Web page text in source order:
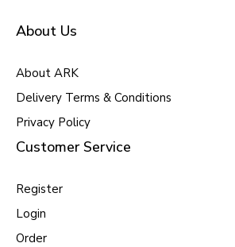
About Us
About ARK
Delivery Terms & Conditions
Privacy Policy
Customer Service
Register
Login
Order